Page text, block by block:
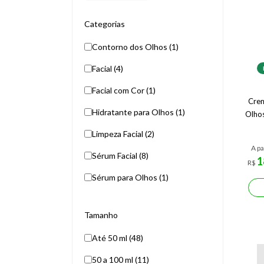
Categorias
Contorno dos Olhos (1)
Facial (4)
Facial com Cor (1)
Hidratante para Olhos (1)
Limpeza Facial (2)
Sérum Facial (8)
Sérum para Olhos (1)
Tamanho
Até 50 ml (48)
50 a 100 ml (11)
A
R$